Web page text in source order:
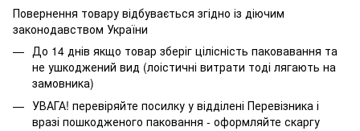
Повернення товару відбувається згідно із діючим
законодавством України
До 14 днів якщо товар зберіг цілісність паковавання та
не ушкоджений вид (лоістичні витрати тоді лягають на
замовника)
УВАГА! перевіряйте посилку у відділені Перевізника і
вразі пошкодженого паковання - оформляйте скаргу